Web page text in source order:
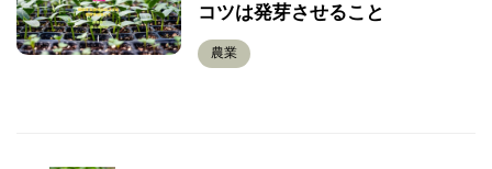
コツは発芽させること
農業